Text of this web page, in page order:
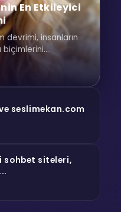
En Etkileyici
devrimi, insanların
seslimekan.com
sohbet siteleri,